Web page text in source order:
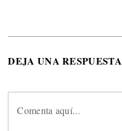
DEJA UNA RESPUESTA